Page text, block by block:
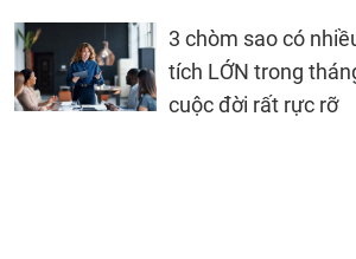
3 chòm sao có
tích LỚN trong
cuộc đời rất rực rỡ